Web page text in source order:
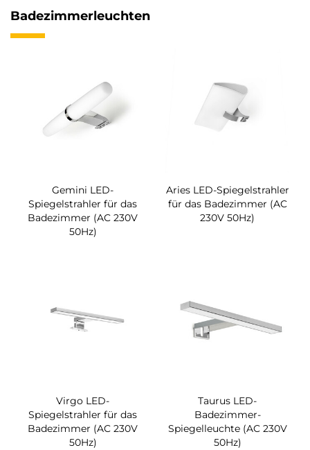
Badezimmerleuchten
Gemini LED-
Spiegelstrahler für das
Badezimmer (AC 230V
50Hz)
Aries LED-Spiegelstrahler
für das Badezimmer (AC
230V 50Hz)
Virgo LED-
Spiegelstrahler für das
Badezimmer (AC 230V
50Hz)
Taurus LED-
Badezimmer-
Spiegelleuchte (AC 230V
50Hz)